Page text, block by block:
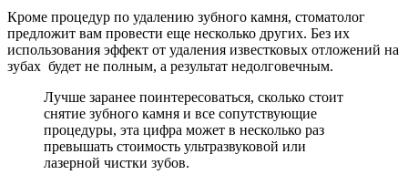
Кроме процедур по удалению зубного камня, стоматолог
предложит вам провести еще несколько других. Без их
использования эффект от удаления известковых отложений на
зубах будет не полным, а результат недолговечным.
Лучше заранее поинтересоваться, сколько стоит
снятие зубного камня и все сопутствующие
процедуры, эта цифра может в несколько раз
превышать стоимость ультразвуковой или
лазерной чистки зубов.